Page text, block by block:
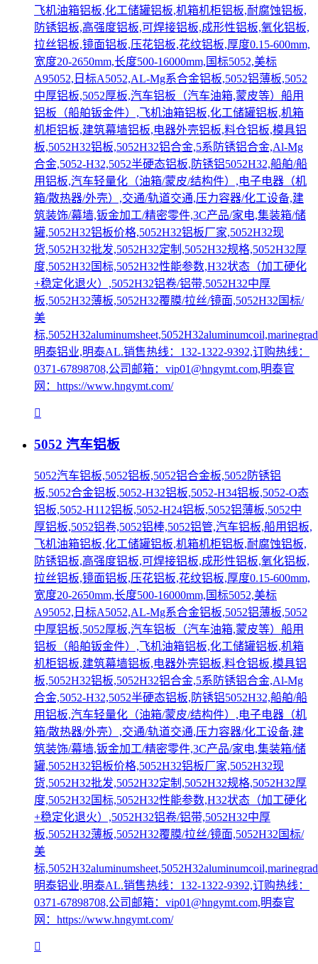
飞机油箱铝板,化工储罐铝板,机箱机柜铝板,耐腐蚀铝板,
防锈铝板,高强度铝板,可焊接铝板,成形性铝板,氧化铝板,
拉丝铝板,镜面铝板,压花铝板,花纹铝板,厚度0.15-600mm,
宽度20-2650mm,长度500-16000mm,国标5052,美标
A95052,日标A5052,AL-Mg系合金铝板,5052铝薄板,5052
中厚铝板,5052厚板,汽车铝板（汽车油箱,蒙皮等）船用
铝板（船舶钣金件）,飞机油箱铝板,化工储罐铝板,机箱
机柜铝板,建筑幕墙铝板,电器外壳铝板,料仓铝板,模具铝
板,5052H32铝板,5052H32铝合金,5系防锈铝合金,Al-Mg
合金,5052-H32,5052半硬态铝板,防锈铝5052H32,船舶/船
用铝板,汽车轻量化（油箱/蒙皮/结构件）,电子电器（机
箱/散热器/外壳）,交通/轨道交通,压力容器/化工设备,建
筑装饰/幕墙,钣金加工/精密零件,3C产品/家电,集装箱/储
罐,5052H32铝板价格,5052H32铝板厂家,5052H32现
货,5052H32批发,5052H32定制,5052H32规格,5052H32厚
度,5052H32国标,5052H32性能参数,H32状态（加工硬化
+稳定化退火）,5052H32铝卷/铝带,5052H32中厚
板,5052H32薄板,5052H32覆膜/拉丝/镜面,5052H32国标/
美
标
明泰铝业,明泰AL.销售热线：132-1322-9392,订购热线：
0371-67898708,公司邮箱：vip01@hngymt.com,明泰官
网：https://www.hngymt.com/
5052 汽车铝板
5052汽车铝板,5052铝板,5052铝合金板,5052防锈铝
板,5052合金铝板,5052-H32铝板,5052-H34铝板,5052-O态
铝板,5052-H112铝板,5052-H24铝板,5052铝薄板,5052中
厚铝板,5052铝卷,5052铝棒,5052铝管,汽车铝板,船用铝板,
飞机油箱铝板,化工储罐铝板,机箱机柜铝板,耐腐蚀铝板,
防锈铝板,高强度铝板,可焊接铝板,成形性铝板,氧化铝板,
拉丝铝板,镜面铝板,压花铝板,花纹铝板,厚度0.15-600mm,
宽度20-2650mm,长度500-16000mm,国标5052,美标
A95052,日标A5052,AL-Mg系合金铝板,5052铝薄板,5052
中厚铝板,5052厚板,汽车铝板（汽车油箱,蒙皮等）船用
铝板（船舶钣金件）,飞机油箱铝板,化工储罐铝板,机箱
机柜铝板,建筑幕墙铝板,电器外壳铝板,料仓铝板,模具铝
板,5052H32铝板,5052H32铝合金,5系防锈铝合金,Al-Mg
合金,5052-H32,5052半硬态铝板,防锈铝5052H32,船舶/船
用铝板,汽车轻量化（油箱/蒙皮/结构件）,电子电器（机
箱/散热器/外壳）,交通/轨道交通,压力容器/化工设备,建
筑装饰/幕墙,钣金加工/精密零件,3C产品/家电,集装箱/储
罐,5052H32铝板价格,5052H32铝板厂家,5052H32现
货,5052H32批发,5052H32定制,5052H32规格,5052H32厚
度,5052H32国标,5052H32性能参数,H32状态（加工硬化
+稳定化退火）,5052H32铝卷/铝带,5052H32中厚
板,5052H32薄板,5052H32覆膜/拉丝/镜面,5052H32国标/
美
标
明泰铝业,明泰AL.销售热线：132-1322-9392,订购热线：
0371-67898708,公司邮箱：vip01@hngymt.com,明泰官
网：https://www.hngymt.com/